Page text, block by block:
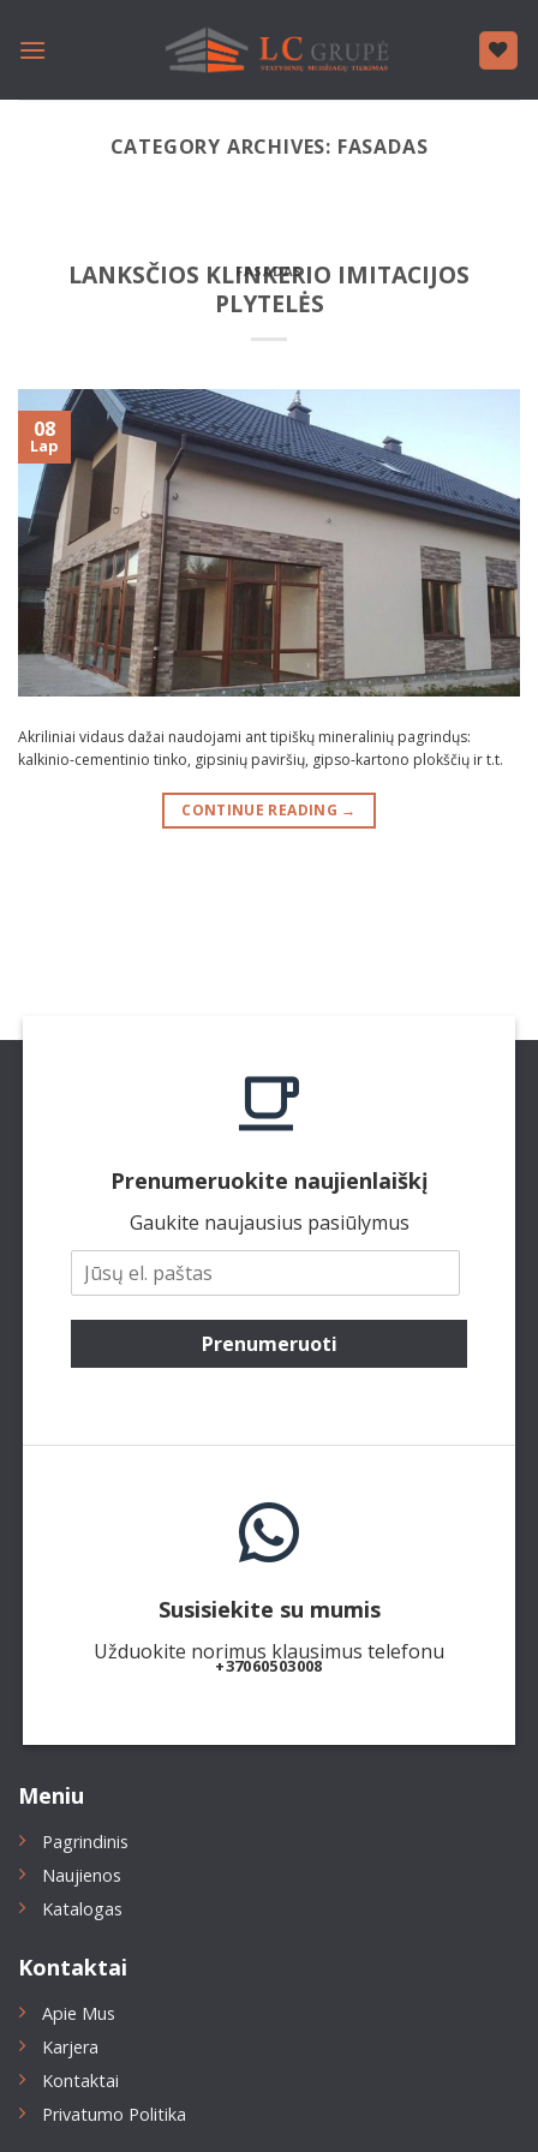
CATEGORY ARCHIVES: FASADAS
FASADAS
LANKSČIOS KLINKERIO IMITACIJOS
PLYTELĖS
08
Lap
Akriliniai vidaus dažai naudojami ant tipiškų mineralinių pagrindųs:
kalkinio-cementinio tinko, gipsinių paviršių, gipso-kartono plokščių ir t.t.
CONTINUE READING →
Prenumeruokite naujienlaiškį
Gaukite naujausius pasiūlymus
Prenumeruoti
Susisiekite su mumis
Užduokite norimus klausimus telefonu
+37060503008
Meniu
Pagrindinis
Naujienos
Katalogas
Kontaktai
Apie Mus
Karjera
Kontaktai
Privatumo Politika